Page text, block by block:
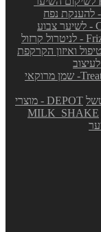
מרוקן אוייל- Treatment Oil- שמן מרוקאי
DEPOT - מוצרי
MILK_SHAKE